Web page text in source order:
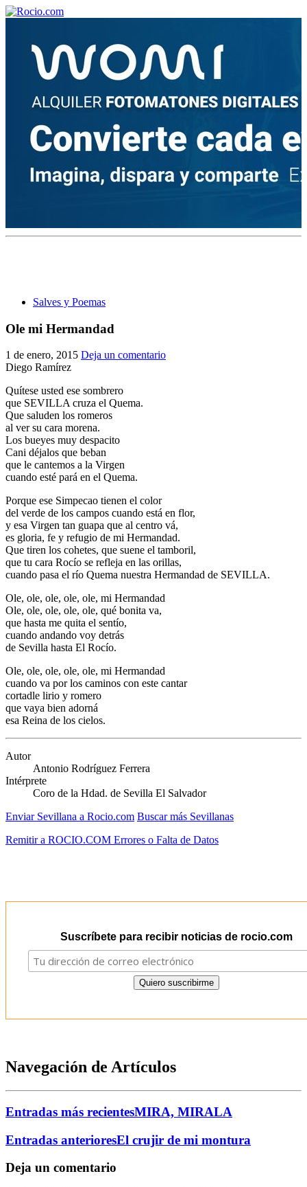
Salves y Poemas
Ole mi Hermandad
1 de enero, 2015 Deja un comentario
Diego Ramírez
Quítese usted ese sombrero
que SEVILLA cruza el Quema.
Que saluden los romeros
al ver su cara morena.
Los bueyes muy despacito
Cani déjalos que beban
que le cantemos a la Virgen
cuando esté pará en el Quema.
Porque ese Simpecao tienen el color
del verde de los campos cuando está en flor,
y esa Virgen tan guapa que al centro vá,
es gloria, fe y refugio de mi Hermandad.
Que tiren los cohetes, que suene el tamboril,
que tu cara Rocío se refleja en las orillas,
cuando pasa el río Quema nuestra Hermandad de SEVILLA.
Ole, ole, ole, ole, ole, mi Hermandad
Ole, ole, ole, ole, ole, qué bonita va,
que hasta me quita el sentío,
cuando andando voy detrás
de Sevilla hasta El Rocío.
Ole, ole, ole, ole, ole, mi Hermandad
cuando va por los caminos con este cantar
cortadle lirio y romero
que vaya bien adorná
esa Reina de los cielos.
Autor
Antonio Rodríguez Ferrera
Intérprete
Coro de la Hdad. de Sevilla El Salvador
Enviar Sevillana a Rocio.com Buscar más Sevillanas
Remitir a ROCIO.COM Errores o Falta de Datos
Suscríbete para recibir noticias de rocio.com
Navegación de Artículos
Entradas más recientesMIRA, MIRALA
Entradas anterioresEl crujir de mi montura
Deja un comentario
¡Bienvenido! Soy el asistente virtual de rocio.com.
¿En qué puedo ayudarte?
¿Cuándo se construyó la primera ermita?
El traslado cada siete años
Rocío?
En el Rocío, ¿dónde me alojo?